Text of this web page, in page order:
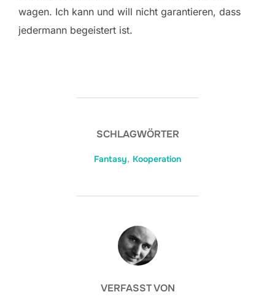
wagen. Ich kann und will nicht garantieren, dass
jedermann begeistert ist.
SCHLAGWÖRTER
Fantasy, Kooperation
BEITRAGSAUTOR
VERFASST VON